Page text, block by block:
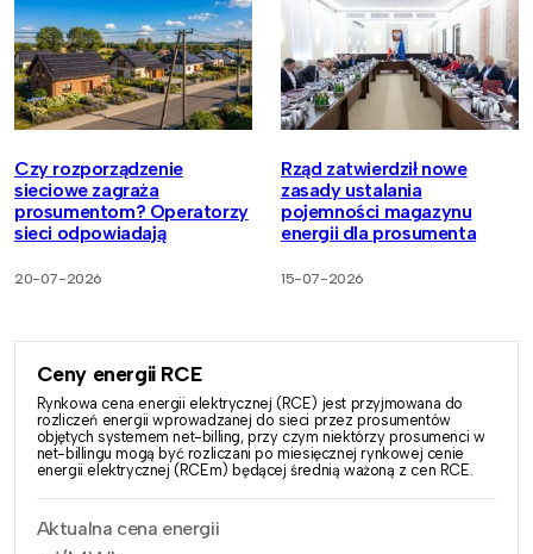
Czy rozporządzenie
sieciowe zagraża
prosumentom? Operatorzy
sieci odpowiadają
20-07-2026
Rząd zatwierdził nowe
zasady ustalania
pojemności magazynu
energii dla prosumenta
15-07-2026
Ceny energii RCE
Rynkowa cena energii elektrycznej (RCE) jest przyjmowana do
rozliczeń energii wprowadzanej do sieci przez prosumentów
objętych systemem net-billing, przy czym niektórzy prosumenci w
net-billingu mogą być rozliczani po miesięcznej rynkowej cenie
energii elektrycznej (RCEm) będącej średnią ważoną z cen RCE.
Aktualna cena energii